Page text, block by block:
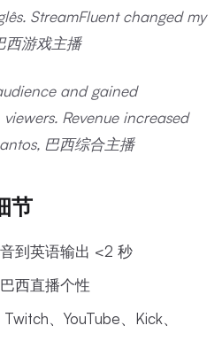
StreamFluent changed my
游戏主播
and gained
Revenue increased
巴西综合主播
节
到英语输出 <2 秒
西直播个性
、YouTube、Kick、